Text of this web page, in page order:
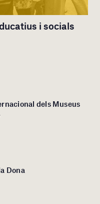
i socials
dels Museus
Dona